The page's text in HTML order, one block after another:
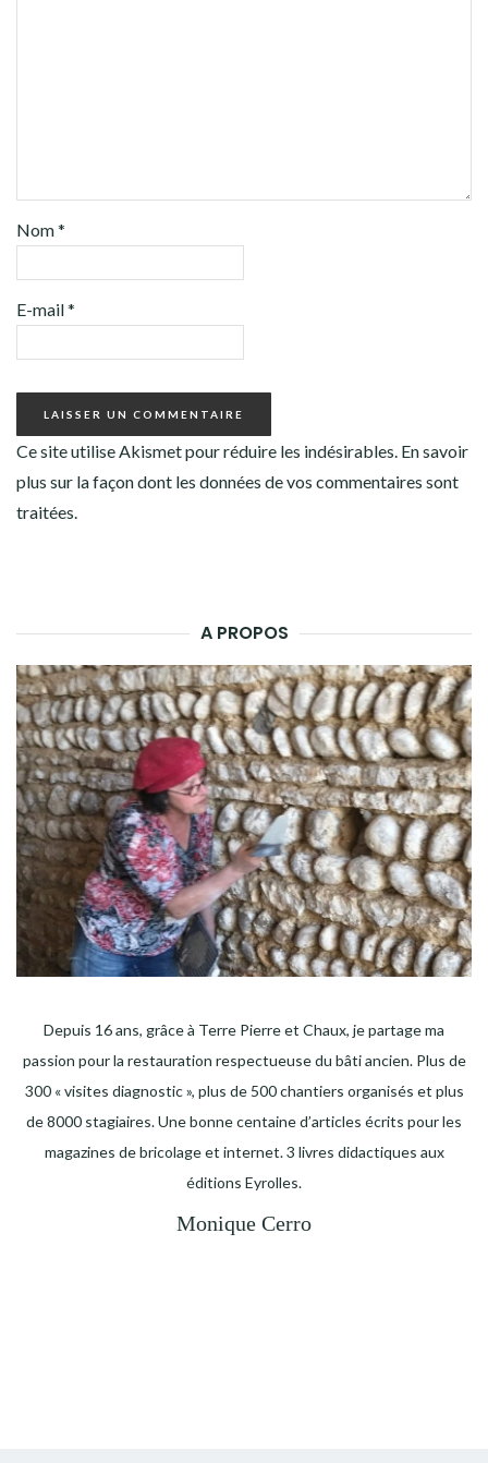
Nom*
E-mail*
Ce site utilise Akismet pour réduire les indésirables. En savoir
plus sur la façon dont les données de vos commentaires sont
traitées
A PROPOS
Depuis 16 ans, grâce à Terre Pierre et Chaux, je partage ma
passion pour la restauration respectueuse du bâti ancien. Plus de
300 « visites diagnostic », plus de 500 chantiers organisés et plus
de 8000 stagiaires. Une bonne centaine d’articles écrits pour les
magazines de bricolage et internet. 3 livres didactiques aux
éditions Eyrolles.
Monique Cerro